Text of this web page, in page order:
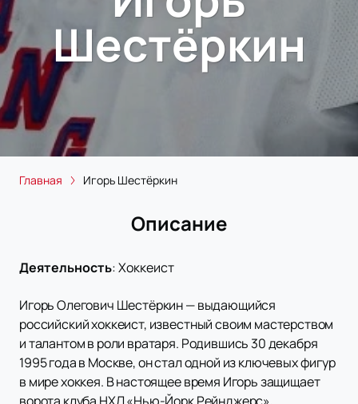
Шестёркин
Главная Игорь Шестёркин
Описание
Деятельность:Хоккеист
Игорь Олегович Шестёркин — выдающийся
российский хоккеист, известный своим мастерством
и талантом в роли вратаря. Родившись 30 декабря
1995 года в Москве, он стал одной из ключевых фигур
в мире хоккея. В настоящее время Игорь защищает